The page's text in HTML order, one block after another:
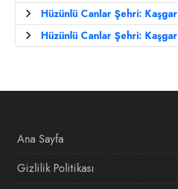
Hüzünlü Canlar Şehri: Kaşgar
Hüzünlü Canlar Şehri: Kaşgar
Ana Sayfa
Gizlilik Politikası